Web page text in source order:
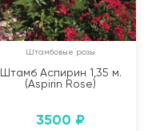
Штамбовые розы
Штамб Аспирин 1,35 м.
(Aspirin Rose)
3500 ₽